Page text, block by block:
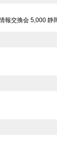
報交換会 5,000